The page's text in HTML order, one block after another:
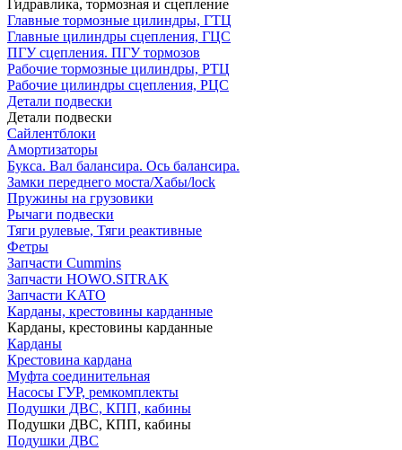
Гидравлика, тормозная и сцепление
Главные тормозные цилиндры, ГТЦ
Главные цилиндры сцепления, ГЦС
ПГУ сцепления. ПГУ тормозов
Рабочие тормозные цилиндры, РТЦ
Рабочие цилиндры сцепления, РЦС
Детали подвески
Детали подвески
Cайлентблоки
Амортизаторы
Букса. Вал балансира. Ось балансира.
Замки переднего моста/Хабы/lock
Пружины на грузовики
Рычаги подвески
Тяги рулевые, Тяги реактивные
Фетры
Запчасти Cummins
Запчасти HOWO.SITRAK
Запчасти KATO
Карданы, крестовины карданные
Карданы, крестовины карданные
Карданы
Крестовина кардана
Муфта соединительная
Насосы ГУР, ремкомплекты
Подушки ДВС, КПП, кабины
Подушки ДВС, КПП, кабины
Подушки ДВС